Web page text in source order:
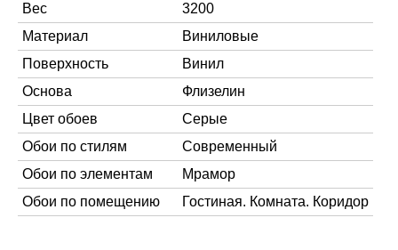
Вес
3200
Материал
Виниловые
Поверхность
Винил
Основа
Флизелин
Цвет обоев
Серые
Обои по стилям
Современный
Обои по элементам
Мрамор
Обои по помещению
Гостиная. Комната. Коридор